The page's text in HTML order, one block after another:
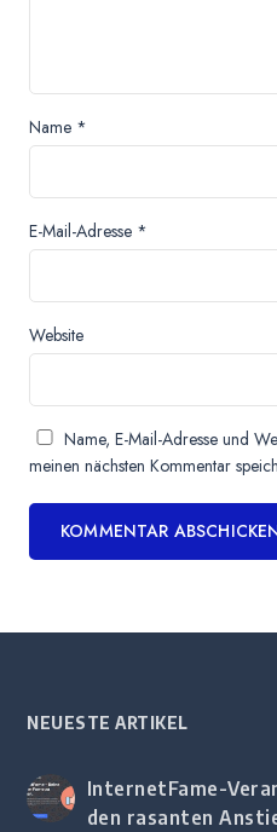
Name *
E-Mail-Adresse *
Website
Name, E-Mail-Adresse und
meinen nächsten Kommentar
NEUESTE ARTIKEL
InternetFame-
den rasanten